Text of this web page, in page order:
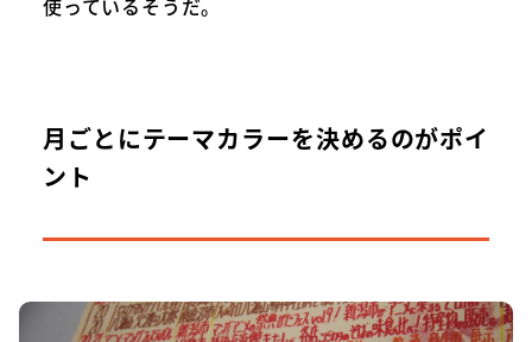
使っているそうだ。
月ごとにテーマカラーを決めるのがポイ
ント